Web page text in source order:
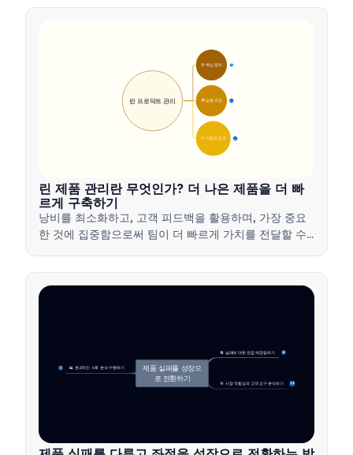
🎯 핵심 원칙 9
🛠️ 실행 과정 12
💡 이점과 도구
린 프로덕트 관리
린 제품 관리란 무엇인가? 더 나은 제품을 더 빠
르게 구축하기
낭비를 최소화하고, 고객 피드백을 활용하며, 가장 중요
한 것에 집중함으로써 팀이 더 빠르게 가치를 전달할 수
🔄 실패에 대한 관점 재정립하기 4
📊 효과적인 사후 분석 수행하기
7
🎯 시장 적합성과 고객 요구 분석하기 14
제품 실패를 성장으
로 전환하기